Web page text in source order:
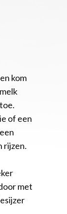
kom
of een
rijzen.
met